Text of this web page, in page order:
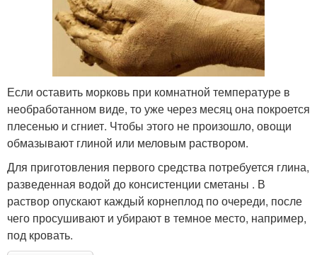
Если оставить морковь при комнатной температуре в
необработанном виде, то уже через месяц она покроется
плесенью и сгниет. Чтобы этого не произошло, овощи
обмазывают глиной или меловым раствором.
Для приготовления первого средства потребуется глина,
разведенная водой до консистенции сметаны . В
раствор опускают каждый корнеплод по очереди, после
чего просушивают и убирают в темное место, например,
под кровать.